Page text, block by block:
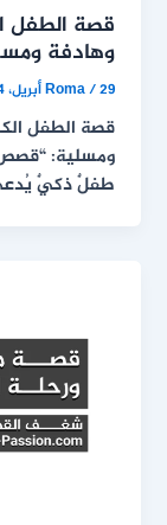
قصة الطفل
وهادفة
Roma/29 أبريل، 2024
قصة الطفل
ومسلية: “قصص
طفلٌ ذكيٌ